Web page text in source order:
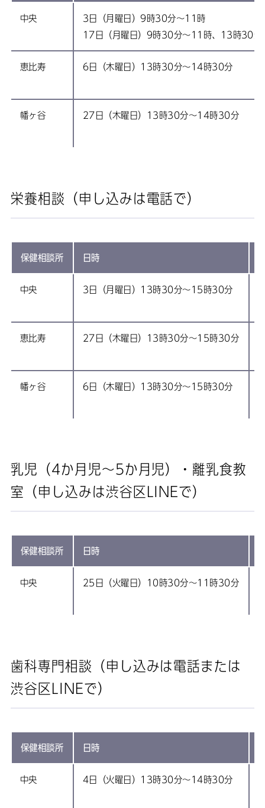
中央
3日（月曜日）9時30分～11時
17日（月曜日）9時30分～11時、13時30分
恵比寿 6日（木曜日）13時30分～14時30分
幡ヶ谷 27日（木曜日）13時30分～14時30分
栄養相談（申し込みは電話で）
保健相談所 日時
中央 3日（月曜日）13時30分～15時30分
恵比寿 27日（木曜日）13時30分～15時30分
幡ヶ谷 6日（木曜日）13時30分～15時30分
乳児（4か月児～5か月児）・離乳食教
室（申し込みは渋谷区LINEで）
保健相談所 日時
中央 25日（火曜日）10時30分～11時30分
歯科専門相談（申し込みは電話または
渋谷区LINEで）
保健相談所 日時
中央 4日（火曜日）13時30分～14時30分